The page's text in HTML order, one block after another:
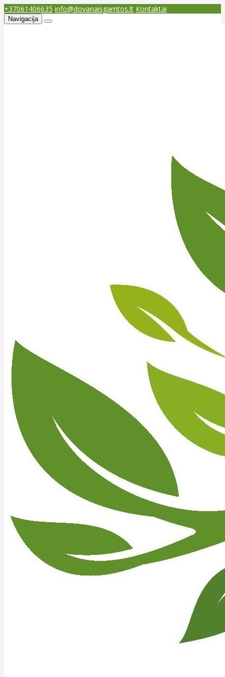
+37061406635 info@dovanaisgamtos.lt Kontaktai
Navigacija